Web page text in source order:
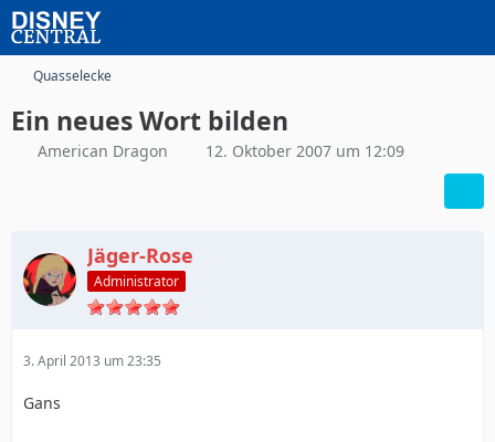
Quasselecke
Ein neues Wort bilden
American Dragon 12. Oktober 2007 um 12:09
Jäger-Rose
Administrator
3. April 2013 um 23:35
Gans